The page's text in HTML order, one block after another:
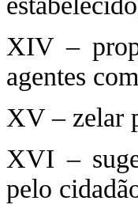
XIV –
agentes
XV – zelar
XVI –
pelo